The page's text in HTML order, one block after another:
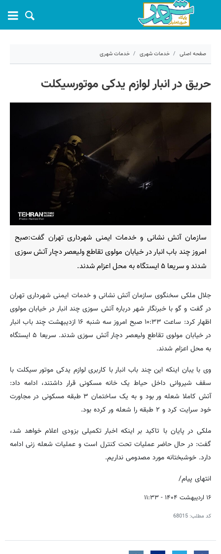
صفحه اصلی خدمات شهری خدمات شهری
کد مطلب: 68015
حریق در انبار لوازم یدکی موتورسیکلت
سازمان آتش نشانی و خدمات ایمنی شهرداری تهران گفت:صبح
امروز چند باب انبار در خیابان مولوی تقاطع ولیعصر دچار آتش سوزی
شدند و سریعا ۵ ایستگاه به محل اعزام شدند.
جلال ملکی سخنگوی سازمان آتش نشانی و خدمات ایمنی شهرداری تهران
در گفت و گو با خبرنگار شهر درباره آتش سوزی چند انبار در خیابان مولوی
اظهار کرد: ساعت ۱۰:۳۳ صبح امروز سه شنبه ۱۶ ازدیبهشت چند باب انبار
در خیابان مولوی تقاطع ولیعصر دچار آتش سوزی شدند. سریعا ۵ ایستگاه
به محل اعزام شدند.
وی با یبان اینکه این چند باب انبار با کاربری لوازم یدکی موتور سیکلت با
سقف شیروانی داخل حیاط یک خانه مسکونی قرار داشتند، ادامه داد:
آتش کاملا شعله ور بود و به یک ساختمان ۳ طبقه مسکونی در مجاورت
خود سرایت کرد و ۲ طبقه را شعله ور کرده بود.
ملکی در پایان با تاکید بر اینکه اخبار تکمیلی بزودی اعلام خواهد شد،
گفت: در حال حاضر عملیات تحت کنترل است و عملیات شعله زنی ادامه
دارد. خوشبختانه مورد مصدومی نداریم.
انتهای پیام/
۱۶ اردیبهشت ۱۴۰۴ - ۱۱:۳۳
کد مطلب: 68015